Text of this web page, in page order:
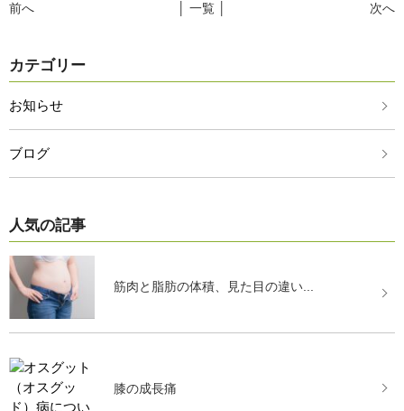
前へ 次へ
│ 一覧 │
カテゴリー
お知らせ
ブログ
人気の記事
筋肉と脂肪の体積、見た目の違い...
膝の成長痛